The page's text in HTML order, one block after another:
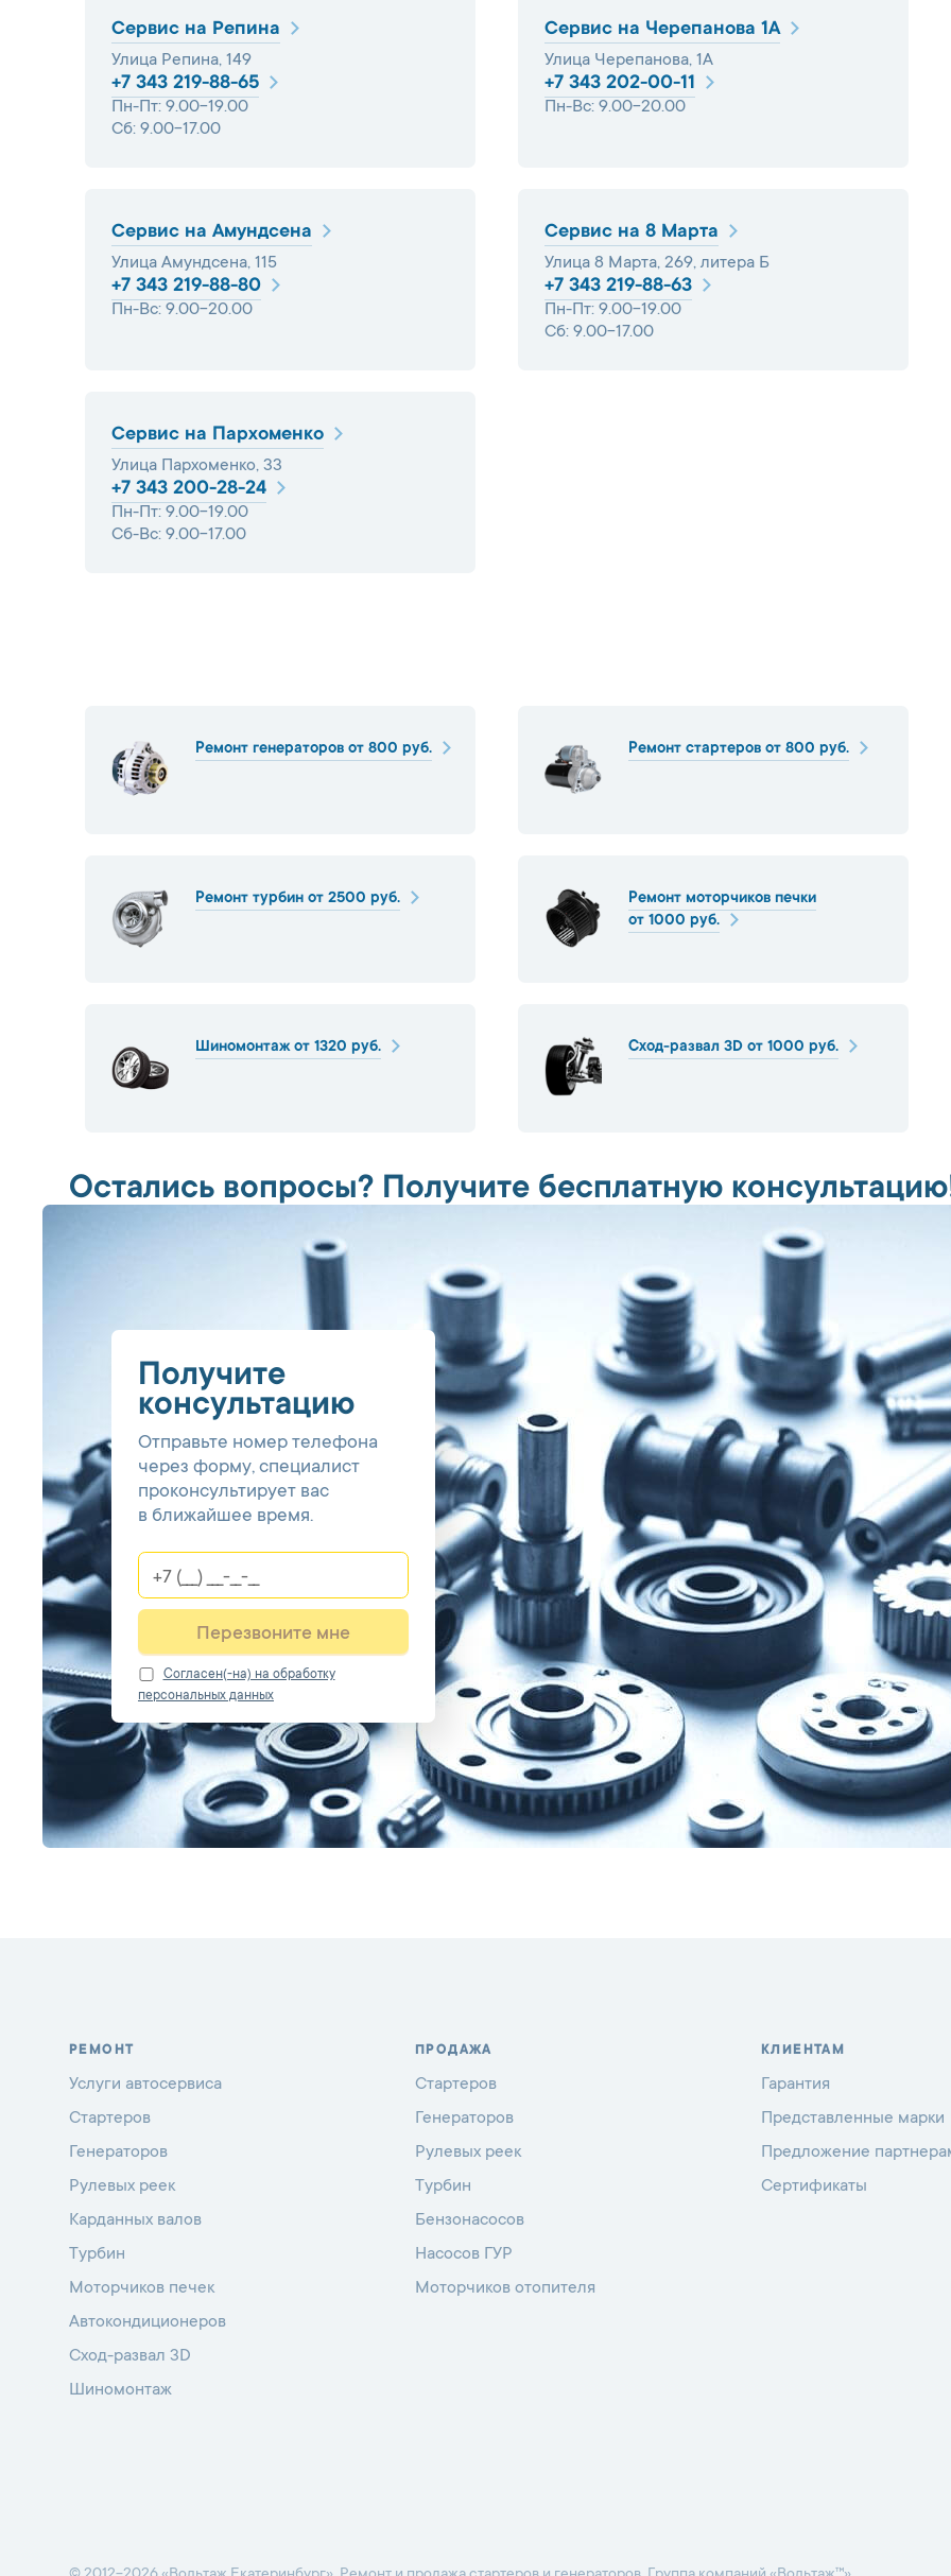
Сервис на Репина
Улица Репина, 149
+7 343 219-88-65
Пн-Пт: 9.00-19.00
Сб: 9.00-17.00
Сервис на Черепанова 1А
Улица Черепанова, 1А
+7 343 202-00-11
Пн-Вс: 9.00-20.00
Сервис на Амундсена
Улица Амундсена, 115
+7 343 219-88-80
Пн-Вс: 9.00-20.00
Сервис на 8 Марта
Улица 8 Марта, 269, литера Б
+7 343 219-88-63
Пн-Пт: 9.00-19.00
Сб: 9.00-17.00
Сервис на Пархоменко
Улица Пархоменко, 33
+7 343 200-28-24
Пн-Пт: 9.00-19.00
Сб-Вс: 9.00-17.00
Ремонт генераторов от 800 руб. Ремонт стартеров от 800 руб.
Ремонт турбин от 2500 руб.
Ремонт моторчиков печки
от 1000 руб.
Шиномонтаж от 1320 руб. Сход-развал 3D от 1000 руб.
Остались вопросы? Получите бесплатную
Получите
консультацию
Отправьте номер телефона
через форму, специалист
проконсультирует вас
в ближайшее время.
Перезвоните мне
Cогласен(-на) на обработку
персональных данных
РЕМОНТ
Услуги автосервиса
Стартеров
Генераторов
Рулевых реек
Карданных валов
Турбин
Моторчиков печек
Автокондиционеров
Сход-развал 3D
Шиномонтаж
ПРОДАЖА
Стартеров
Генераторов
Рулевых реек
Турбин
Бензонасосов
Насосов ГУР
Моторчиков отопителя
КЛИЕНТАМ
Гарантия
Представленные марки
Предложение
Сертификаты